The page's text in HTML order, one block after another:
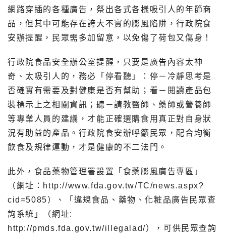
網路穿插的各種廣告，祭出各式各樣吸引人的年節商
品，但其中可能存在誇大不實的膨風陷阱，行政院食
安辦提醒，民眾需多加留意，以免傷了荷包又傷身！
行政院食品安全辦公室提醒，只要是廣告內容太神
奇、太吸引人的，務必「停看聽」：停－冷靜思考是
否確實有需要及對健康是否有幫助；看－閱讀產品包
裝標示上之相關資訊；聽－請教醫師、藥師或營養師
等專業人員的建議，才能正確選購食用真正對自身狀
況有助益的產品。行政院食安辦呼籲民眾，配合均衡
飲食及規律運動，才是健康的不二法門。
此外，食品藥物管理署設置「食藥膨風廣告專區」
（網址：http://www.fda.gov.tw/TC/news.aspx?
cid=5085）、「違規食品、藥物、化粧品廣告民眾查
詢系統」（網址:
http://pmds.fda.gov.tw/illegalad/），可供民眾查詢